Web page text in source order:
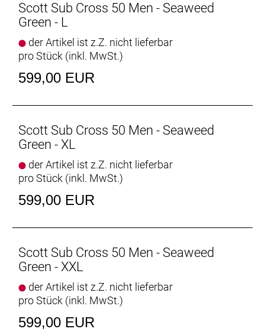
Scott Sub Cross 50 Men - Seaweed
Green - L
der Artikel ist z.Z. nicht lieferbar
pro Stück (inkl. MwSt.)
599,00 EUR
Scott Sub Cross 50 Men - Seaweed
Green - XL
der Artikel ist z.Z. nicht lieferbar
pro Stück (inkl. MwSt.)
599,00 EUR
Scott Sub Cross 50 Men - Seaweed
Green - XXL
der Artikel ist z.Z. nicht lieferbar
pro Stück (inkl. MwSt.)
599,00 EUR